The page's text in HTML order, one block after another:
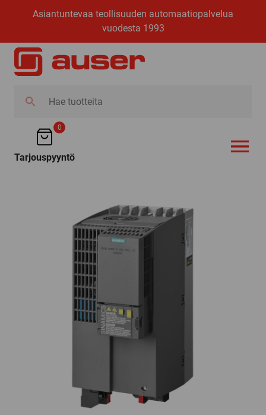
Asiantuntevaa teollisuuden automaatiopalvelua
vuodesta 1993
tuotteita
0
Tarjouspyyntö